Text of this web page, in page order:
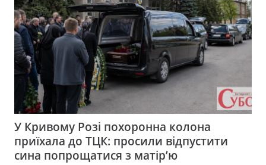
У Кривому Розі похоронна колона
приїхала до ТЦК: просили відпустити
сина попрощатися з матір’ю